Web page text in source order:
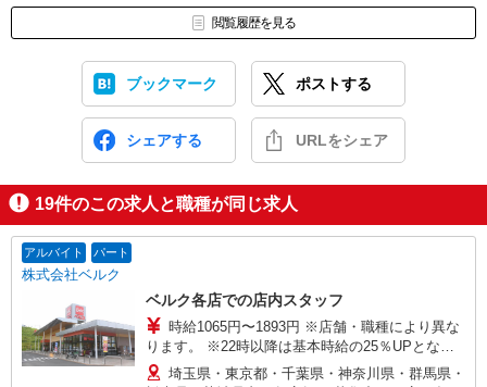
閲覧履歴を見る
ブックマーク ポストする
シェアする URLをシェア
19件のこの求人と職種が同じ求人
アルバイト パート
株式会社ベルク
ベルク各店での店内スタッフ
時給1065円〜1893円 ※店舗・職種により異な
ります。 ※22時以降は基本時給の25％UPとなり
ます。 ＜パートのみ＞ ★朝9時までは基本時給＋埼玉県・東京都・千葉県・神奈川県・群馬県・